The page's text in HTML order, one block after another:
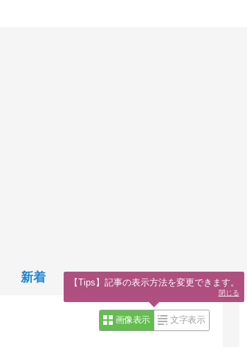
新着
画像表示 文字表示
【Tips】記事の表示方法を変更できます。
閉じる